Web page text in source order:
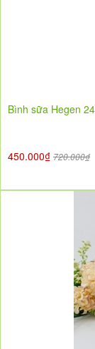
Bình sữa Hegen
450.000₫ 720.000₫